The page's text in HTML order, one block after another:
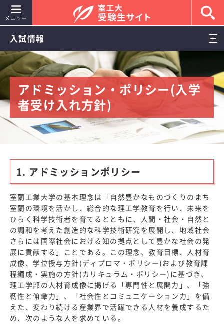
入試情報
室蘭工業大学を知ろう
イベント情報
キャンパスライフ
就職・進路
室工大女子
よくあるご質問
室蘭工業大学 大学公式サイト
資料請求
デジタル
パンフレット
学生募集
要項
アクセス
お問い合わせ
メニュー
アドミッション・ポリシー(入学
者受け入れ方針)
1. アドミッションポリシー
室蘭工業大学の基本理念は「自然豊かなものづくりのまち
室蘭の環境を活かし、総合的な理工学教育を行い、未来を
ひらく科学技術者を育てるとともに、人間・社会・自然と
の調和を考えた創造的な科学技術研究を展開し、地域社会
さらには国際社会における知の拠点として豊かな社会の発
展に貢献する」ことである。この理念、教育目標、人材育
成像、学位授与方針(ディプロマ・ポリシー)および教育課
程編成・実施の方針(カリキュラム・ポリシー)に基づき、
理工学部の人材育成像に掲げる「専門性と展開力」、「強
靭性と俯瞰力」、「社会性とコミュニケーション力」を備
えた、変わり続ける産業界で活躍できる人材を養成するた
め、次のような人を求めている。
入試情報